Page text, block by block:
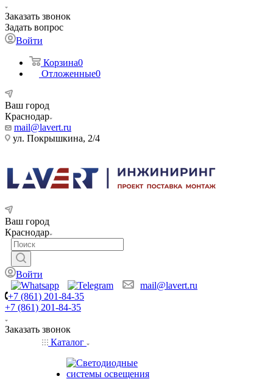
Заказать звонок
Задать вопрос
Войти
Корзина0
Отложенные0
Ваш город
Краснодар
mail@lavert.ru
ул. Покрышкина, 2/4
Ваш город
Краснодар
Войти
mail@lavert.ru
+7 (861) 201-84-35
+7 (861) 201-84-35
Заказать звонок
Каталог